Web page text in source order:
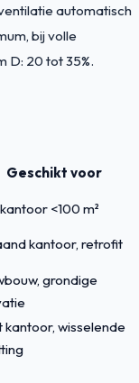
automatisch
bij volle
D: 20 tot 35%.
Geschikt voor
<100 m²
kantoor, retrofit
grondige
kantoor, wisselende